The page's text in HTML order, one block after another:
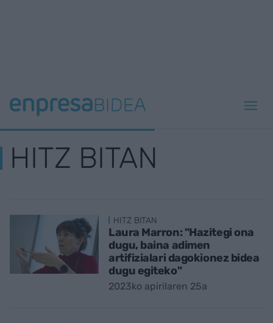
HITZ BITAN
HITZ BITAN
Laura Marron: "Hazitegi ona
dugu, baina adimen
artifizialari dagokionez bidea
dugu egiteko"
2023ko apirilaren 25a